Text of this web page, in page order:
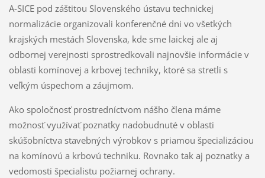
A-SICE pod záštitou Slovenského ústavu technickej
normalizácie organizovali konferenčné dni vo všetkých
krajských mestách Slovenska, kde sme laickej ale aj
odbornej verejnosti sprostredkovali najnovšie informácie v
oblasti komínovej a krbovej techniky, ktoré sa stretli s
veľkým úspechom a záujmom.
Ako spoločnosť prostredníctvom nášho člena máme
možnosť využívať poznatky nadobudnuté v oblasti
skúšobníctva stavebných výrobkov s priamou špecializáciou
na komínovú a krbovú techniku. Rovnako tak aj poznatky a
vedomosti špecialistu požiarnej ochrany.